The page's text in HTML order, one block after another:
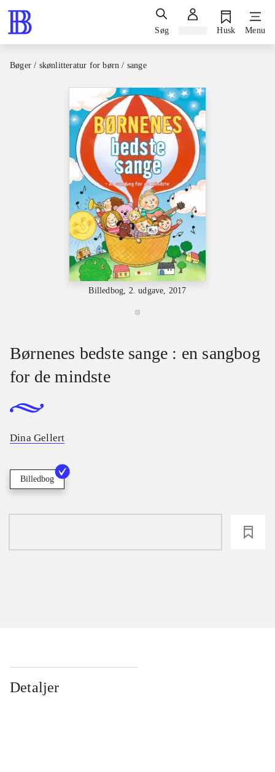
Søg Husk Menu
Bøger / skønlitteratur for børn / sange
Billedbog, 2. udgave, 2017
Børnenes bedste sange : en sangbog
for de mindste
Dina Gellert
Billedbog
Detaljer